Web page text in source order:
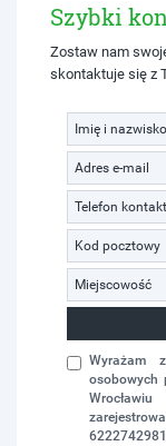
Szybki
Zostaw nam
skontaktuje się z
Wyrażam
osobowych